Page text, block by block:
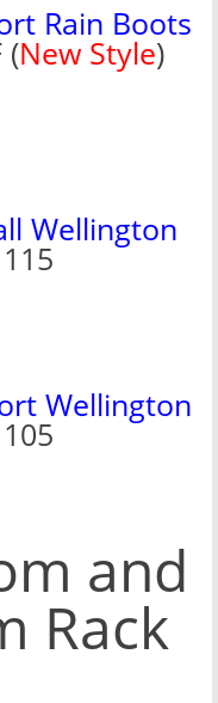
Rain Boots
(New Style)
Wellington
Wellington
and
Rack